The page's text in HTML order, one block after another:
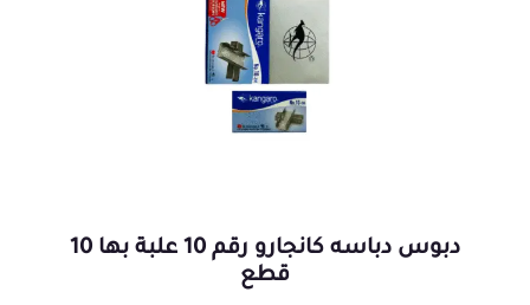
دبوس دباسه كانجارو رقم 10 علبة بها 10
قطع